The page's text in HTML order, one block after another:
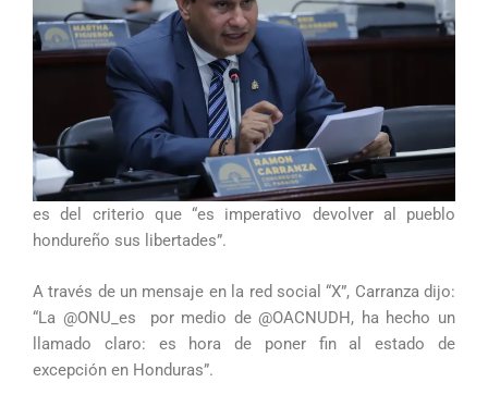
es del criterio que “es imperativo devolver al pueblo
hondureño sus libertades”.
A través de un mensaje en la red social “X”, Carranza dijo:
“La @ONU_es por medio de @OACNUDH, ha hecho un
llamado claro: es hora de poner fin al estado de
excepción en Honduras”.